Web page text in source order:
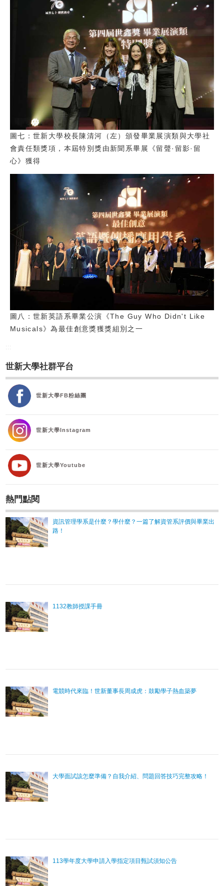
圖七：世新大學校長陳清河（左）頒發畢業展演類與大學社
會責任類獎項，本屆特別獎由新聞系畢展《留聲·留影·留
心》獲得
圖八：世新英語系畢業公演《The Guy Who Didn't Like
Musicals》為最佳創意獎獲獎組別之一
世新大學社群平台
世新大學FB粉絲團
世新大學Instagram
世新大學Youtube
熱門點閱
資訊管理學系是什麼？學什麼？一篇了解資管系評價與畢業出
路！
1132教師授課手冊
電競時代來臨！世新董事長周成虎：鼓勵學子熱血築夢
大學面試該怎麼準備？自我介紹、問題回答技巧完整攻略！
113學年度大學申請入學指定項目甄試須知公告